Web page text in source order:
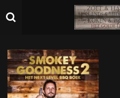
direct
hoofdinhoud